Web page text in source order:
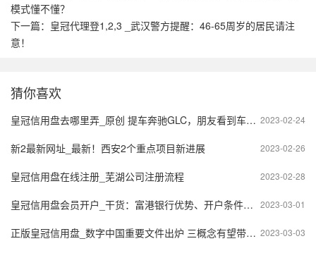
模式懂不懂？
下一篇： 皇冠代理登1,2,3 _武汉警方提醒：46-65周岁的居民请注
意！
猜你喜欢
2023-02-24
皇冠信用盘去哪里弄_原创 提车奔驰GLC，朋友看到车钥匙后直摇头，坦言道：俗不可耐
2023-02-26
新2最新网址_最新！西安2个重点项目新进展
2023-02-28
皇冠信用盘在线注册_芜湖公司注册流程
2023-03-01
皇冠信用盘会员开户_干货：富港银行优势、开户条件及常见问答
2023-03-03
正版皇冠信用盘_数字中国重要文件出炉 三概念有望带领市场走强